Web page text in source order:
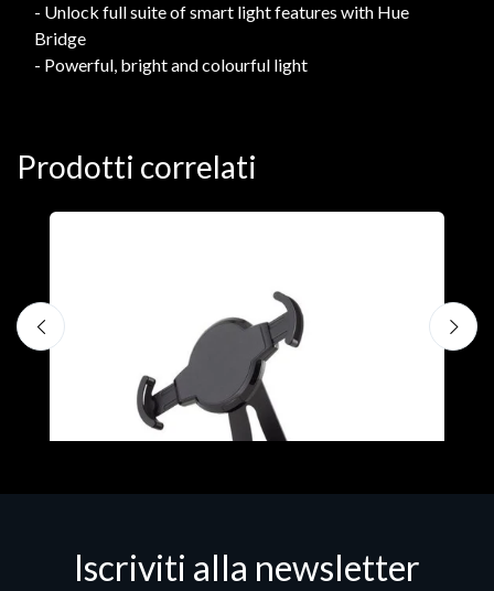
- Unlock full suite of smart light features with Hue
Bridge
- Powerful, bright and colourful light
Prodotti correlati
Iscriviti alla newsletter